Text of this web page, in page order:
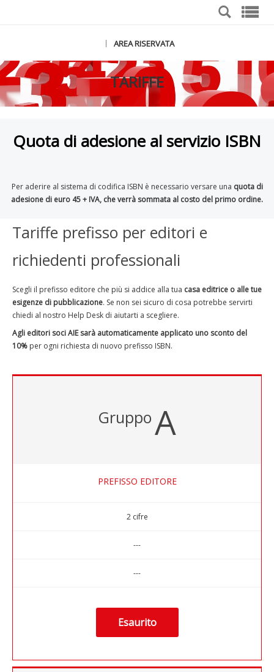
AREA RISERVATA
TARIFFE
Quota di adesione al servizio ISBN
Per aderire al sistema di codifica ISBN è necessario versare una quota di
adesione di euro 45 + IVA, che verrà sommata al costo del primo ordine.
Tariffe prefisso per editori e
richiedenti professionali
Scegli il prefisso editore che più si addice alla tua casa editrice o alle tue
esigenze di pubblicazione. Se non sei sicuro di cosa potrebbe servirti
chiedi al nostro Help Desk di aiutarti a scegliere.
Agli editori soci AIE sarà automaticamente applicato uno sconto del
10% per ogni richiesta di nuovo prefisso ISBN.
GruppoA
PREFISSO EDITORE
2 cifre
---
---
Esaurito